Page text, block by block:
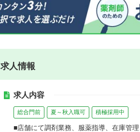
求人情報
求人内容
総合門前 夏～秋入職可 積極採用中
■店舗にて調剤業務、服薬指導、在庫管